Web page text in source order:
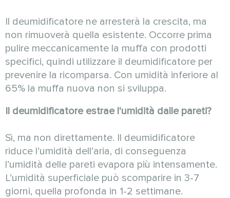
Il deumidificatore ne arresterà la crescita, ma
non rimuoverà quella esistente. Occorre prima
pulire meccanicamente la muffa con prodotti
specifici, quindi utilizzare il deumidificatore per
prevenire la ricomparsa. Con umidità inferiore al
65% la muffa nuova non si sviluppa.
Il deumidificatore estrae l'umidità dalle pareti?
Sì, ma non direttamente. Il deumidificatore
riduce l’umidità dell’aria, di conseguenza
l’umidità delle pareti evapora più intensamente.
L’umidità superficiale può scomparire in 3-7
giorni, quella profonda in 1-2 settimane.